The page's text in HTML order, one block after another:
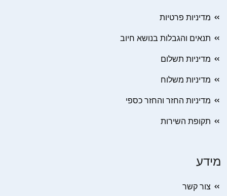
מדיניות פרטיות
תנאים והגבלות בנושא חיוב
מדיניות תשלום
מדיניות משלוח
מדיניות החזר והחזר כספי
תקופת השירות
מידע
צור קשר